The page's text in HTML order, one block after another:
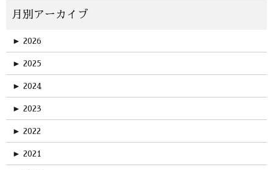
► 2026
► 2025
► 2024
► 2023
► 2022
► 2021